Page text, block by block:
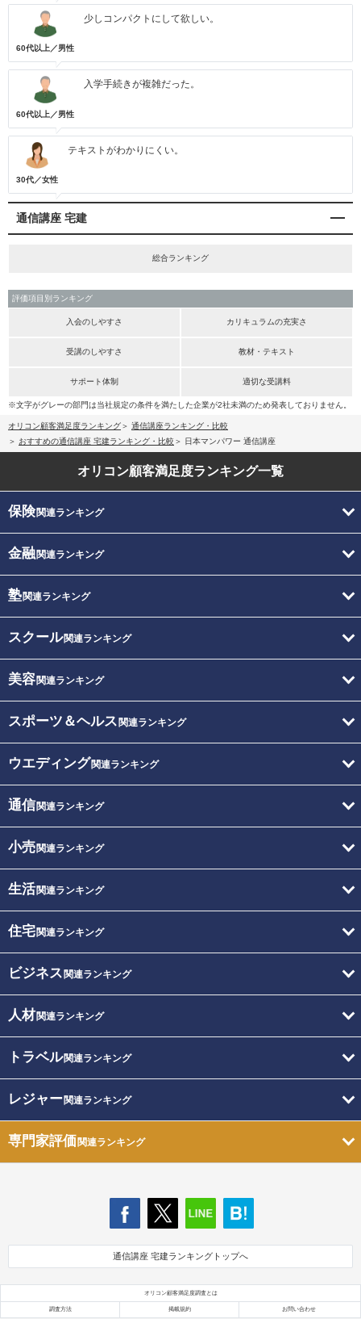
60代以上／男性
少しコンパクトにして欲しい。
60代以上／男性
入学手続きが複雑だった。
30代／女性
テキストがわかりにくい。
通信講座 宅建
総合ランキング
評価項目別ランキング
入会のしやすさ カリキュラムの充実さ
受講のしやすさ 教材・テキスト
サポート体制 適切な受講料
※文字がグレーの部門は当社規定の条件を満たした企業が2社未満のため発表しておりません。
オリコン顧客満足度ランキング
通信講座ランキング・比較
おすすめの通信講座 宅建ランキング・比較
日本マンパワー 通信講座
オリコン顧客満足度ランキング一覧
保険関連ランキング
金融関連ランキング
塾関連ランキング
スクール関連ランキング
美容関連ランキング
スポーツ＆ヘルス 関連ランキング
ウエディング関連ランキング
通信関連ランキング
小売関連ランキング
生活関連ランキング
住宅関連ランキング
ビジネス 関連ランキング
人材関連ランキング
トラベル関連ランキング
レジャー関連ランキング
専門家評価関連ランキング
通信講座 宅建ランキングトップへ
オリコン顧客満足度調査とは
調査方法 掲載規約 お問い合わせ